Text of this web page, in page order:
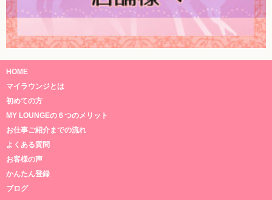
HOME
マイラウンジとは
初めての方
MY LOUNGEの６つのメリット
お仕事ご紹介までの流れ
よくある質問
お客様の声
かんたん登録
ブログ